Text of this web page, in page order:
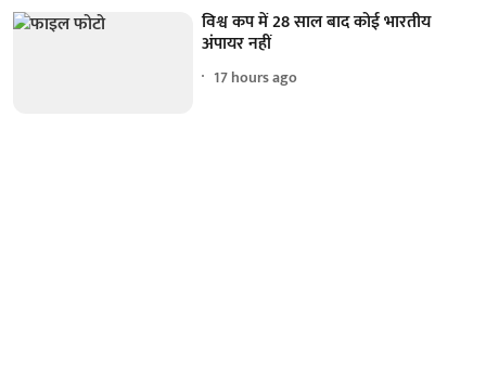
विश्व कप में 28 साल बाद कोई भारतीय
अंपायर नहीं
17 hours ago